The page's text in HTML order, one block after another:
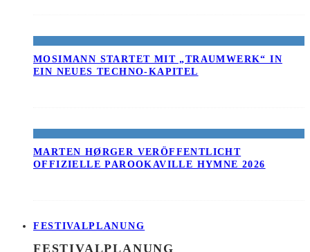
MOSIMANN STARTET MIT „TRAUMWERK“ IN
EIN NEUES TECHNO-KAPITEL
MARTEN HØRGER VERÖFFENTLICHT
OFFIZIELLE PAROOKAVILLE HYMNE 2026
FESTIVALPLANUNG
FESTIVALPLANUNG